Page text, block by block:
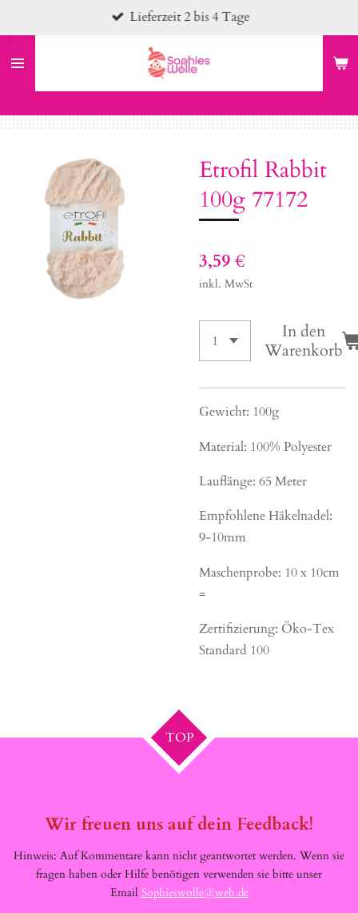
Hauptinhalt
springen
Lieferzeit 2 bis 4 Tage
Etrofil Rabbit
100g 77172
3,59 €
inkl. MwSt
In den
Warenkorb
Gewicht: 100g
Material: 100% Polyester
Lauflänge: 65 Meter
Empfohlene Häkelnadel:
9-10mm
Maschenprobe: 10 x 10cm
=
Zertifizierung: Öko-Tex
Standard 100
TOP
Wir freuen uns auf dein Feedback!
Hinweis: Auf Kommentare kann nicht geantwortet werden. Wenn sie
fragen haben oder Hilfe benötigen verwenden sie bitte unser
Email Sophieswolle@web.de